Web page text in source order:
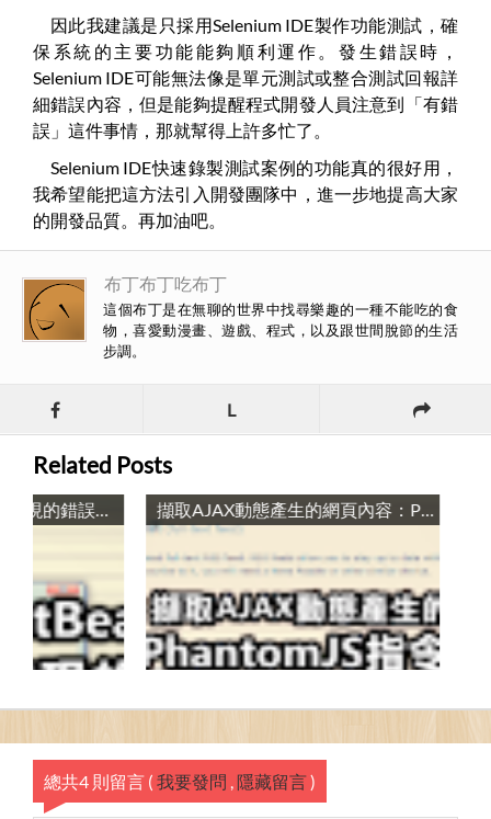
因此我建議是只採用Selenium IDE製作功能測試，確
保系統的主要功能能夠順利運作。發生錯誤時，
Selenium IDE可能無法像是單元測試或整合測試回報詳
細錯誤內容，但是能夠提醒程式開發人員注意到「有錯
誤」這件事情，那就幫得上許多忙了。
Selenium IDE快速錄製測試案例的功能真的很好用，
我希望能把這方法引入開發團隊中，進一步地提高大家
的開發品質。再加油吧。
布丁布丁吃布丁
這個布丁是在無聊的世界中找尋樂趣的一種不能吃的食
物，喜愛動漫畫、遊戲、程式，以及跟世間脫節的生活
步調。
L
Related Posts
修正NetBeans中SFTP出現的錯誤「Algorithm negotiation fail」：更新com-jcraft-jsch.jar / How to fix NetBenas’s SSH problem “Cannot connect to server … Algorithm negotiation fail”: Update com-jcraft-jsch.jar 擷取AJAX動態產生的網頁內容：PhantomJS指令列工具 / Crawling AJAX Webpages with PhantomJS Command Line Utility
總共4 則留言 ( 我要發問 , 隱藏留言)